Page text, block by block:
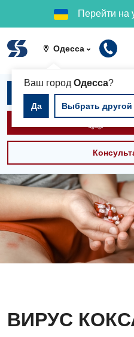
Перейти на
Одесса
Ваш город Одесса?
Да Выбрать другой
ВИРУС